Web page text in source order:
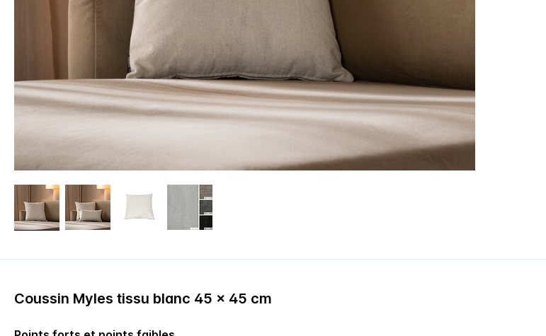
Coussin Myles tissu blanc 45 x 45 cm